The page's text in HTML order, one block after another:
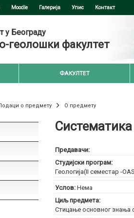
Moodle Галерија Упис Контакт
у Београду
геолошки факултет
ФАКУЛТЕТ
о предмету О предмету
Предавачи:
Студијски програм:
Геологија(II семестар -
Услов:Нема
Циљ предмета:
Стицање основног знања